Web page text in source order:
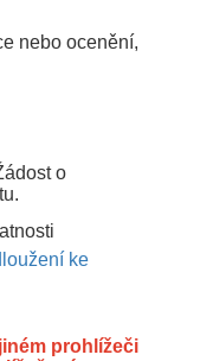
nebo ocenění,
o
ke
prohlížeči